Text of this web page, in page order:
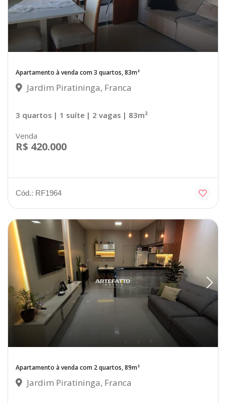
Apartamento à venda com 3 quartos, 83m²
Jardim Piratininga, Franca
3 quartos | 1 suíte | 2 vagas | 83m²
Venda
R$ 420.000
Cód.: RF1964
Apartamento à venda com 2 quartos, 89m²
Jardim Piratininga, Franca